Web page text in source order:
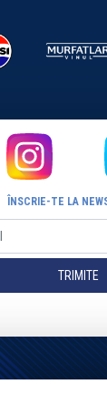
ÎNSCRIE-TE LA
TRIMITE